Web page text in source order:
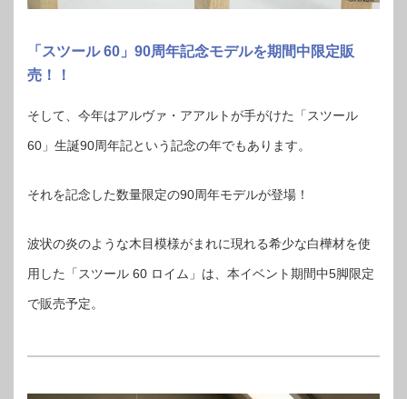
「スツール 60」90周年記念モデルを期間中限定販
売！！
そして、今年はアルヴァ・アアルトが手がけた「スツール
60」生誕90周年記という記念の年でもあります。
それを記念した数量限定の90周年モデルが登場！
波状の炎のような木目模様がまれに現れる希少な白樺材を使
用した「スツール 60 ロイム」は、本イベント期間中5脚限定
で販売予定。